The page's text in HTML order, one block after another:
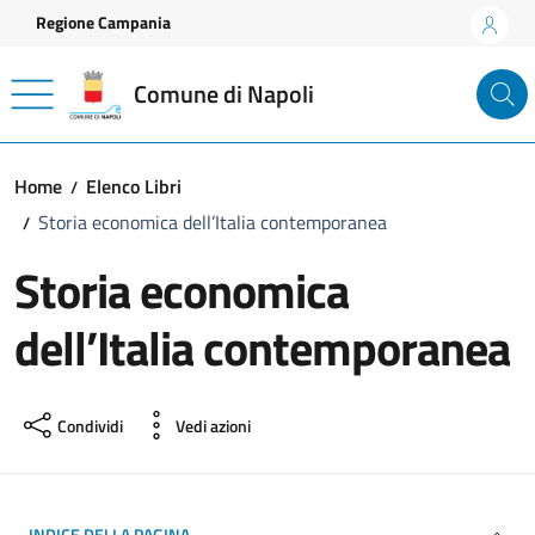
Vai ai contenuti
Vai al footer
Regione Campania
Comune di Napoli
Home
Elenco Libri
Storia economica dell’Italia contemporanea
Storia economica
dell’Italia contemporanea
Condividi Vedi azioni